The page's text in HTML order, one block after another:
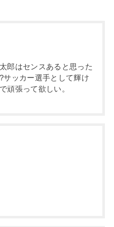
郎はセンスあると思った
サッカー選手として輝け
頑張って欲しい。